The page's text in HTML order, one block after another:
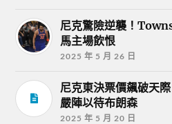
尼克驚險逆襲！
馬主場飲恨
2025 年 5 月 26 日
尼克東決票價飆破天
嚴陣以待布朗森
2025 年 5 月 20 日